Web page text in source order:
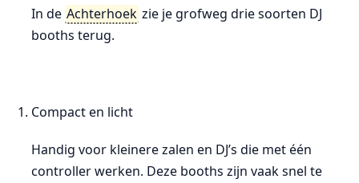
In de Achterhoek zie je grofweg drie soorten DJ
booths terug.
Compact en licht
Handig voor kleinere zalen en DJ’s die met één
controller werken. Deze booths zijn vaak snel te